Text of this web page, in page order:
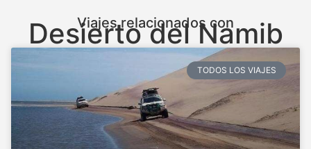
Viajes relacionados con
Desierto del Namib
TODOS LOS VIAJES